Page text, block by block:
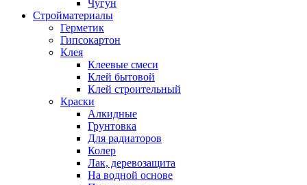
Чугун
Стройматериалы
Герметик
Гипсокартон
Клея
Клеевые смеси
Клей бытовой
Клей строительный
Краски
Алкидные
Грунтовка
Для радиаторов
Колер
Лак, деревозащита
На водной основе